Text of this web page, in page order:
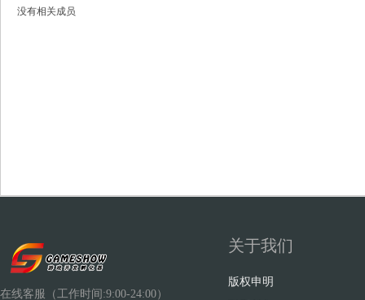
没有相关成员
在线客服（工作时间:9:00-24:00）
关于我们
版权申明